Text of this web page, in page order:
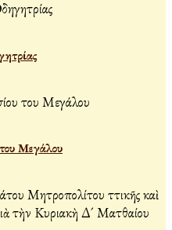
Μεγάλου